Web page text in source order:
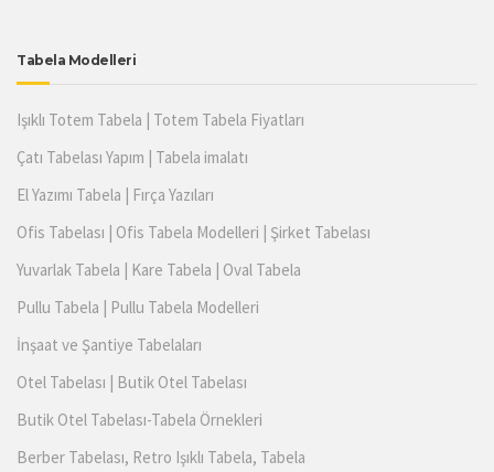
Tabela Modelleri
Işıklı Totem Tabela | Totem Tabela Fiyatları
Çatı Tabelası Yapım | Tabela imalatı
El Yazımı Tabela | Fırça Yazıları
Ofis Tabelası | Ofis Tabela Modelleri | Şirket Tabelası
Yuvarlak Tabela | Kare Tabela | Oval Tabela
Pullu Tabela | Pullu Tabela Modelleri
İnşaat ve Şantiye Tabelaları
Otel Tabelası | Butik Otel Tabelası
Butik Otel Tabelası-Tabela Örnekleri
Berber Tabelası, Retro Işıklı Tabela, Tabela